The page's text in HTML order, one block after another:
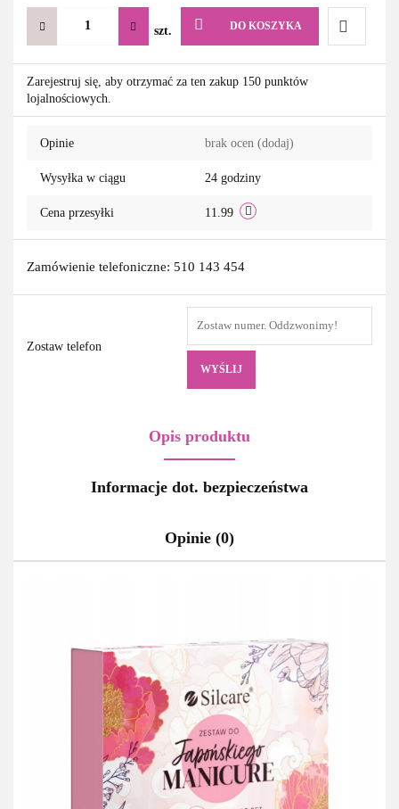
szt. DO KOSZYKA
Do
Zarejestruj się, aby otrzymać za ten zakup 150 punktów
lojalnościowych.
Opinie brak ocen (dodaj)
Wysyłka w ciągu 24 godziny
Cena przesyłki 11.99
Zamówienie telefoniczne: 510 143 454
Zostaw telefon
WYŚLIJ
Opis produktu
Informacje dot. bezpieczeństwa
Opinie (0)